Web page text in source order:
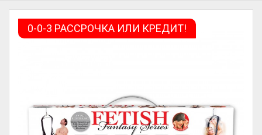
0-0-3 РАССРОЧКА ИЛИ КРЕДИТ!